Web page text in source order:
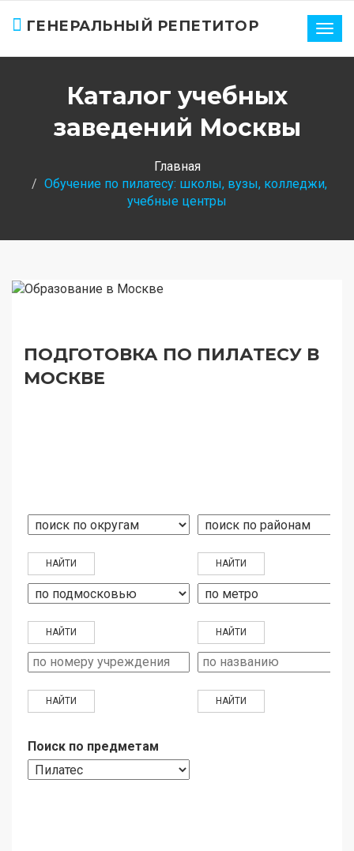
ГЕНЕРАЛЬНЫЙ РЕПЕТИТОР
Каталог учебных
заведений Москвы
Главная
Обучение по пилатесу: школы, вузы, колледжи,
учебные центры
ПОДГОТОВКА ПО ПИЛАТЕСУ В
МОСКВЕ
Поиск по предметам